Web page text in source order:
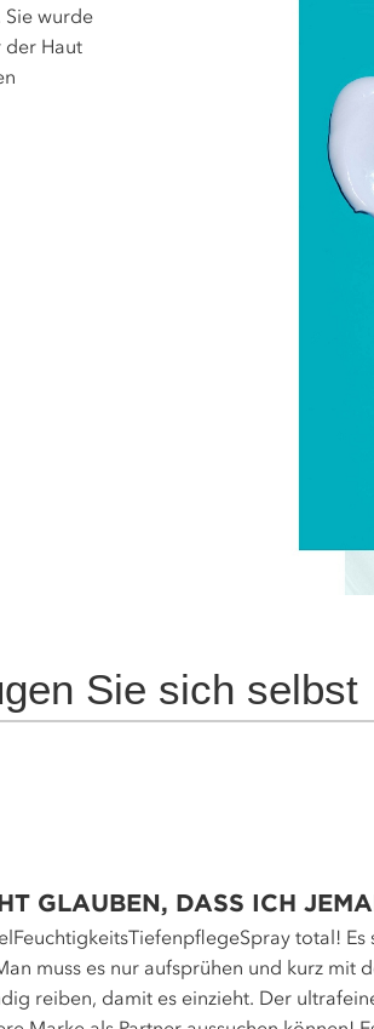
wurde
der Haut
Sie sich selbst
GLAUBEN, DASS ICH
total!
muss es nur aufsprühen und kurz mit
reiben, damit es einzieht. Der